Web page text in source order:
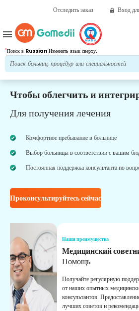
Отследить заказ Вход
*Поиск в Russian Изменить язык сверху.
menu
Чтобы облегчить и
Для получения лечения
Комфортное пребывание в больнице
Выбор больницы в соответствии с вашим
Постоянная поддержка консультанта по
Проконсультируйтесь сейчас
Наши преимущества
Медицинский советник
Помощь
Получайте регулярную поддержку
от наших опытных медицинских
консультантов. Предоставление вам
лучших советов и рекомендаций.